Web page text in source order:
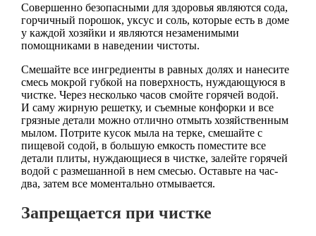
Совершенно безопасными для здоровья являются сода,
горчичный порошок, уксус и соль, которые есть в доме
у каждой хозяйки и являются незаменимыми
помощниками в наведении чистоты.
Смешайте все ингредиенты в равных долях и нанесите
смесь мокрой губкой на поверхность, нуждающуюся в
чистке. Через несколько часов смойте горячей водой.
И саму жирную решетку, и съемные конфорки и все
грязные детали можно отлично отмыть хозяйственным
мылом. Потрите кусок мыла на терке, смешайте с
пищевой содой, в большую емкость поместите все
детали плиты, нуждающиеся в чистке, залейте горячей
водой с размешанной в нем смесью. Оставьте на час-
два, затем все моментально отмывается.
Запрещается при чистке